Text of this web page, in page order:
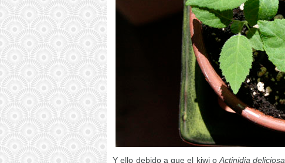
Y ello debido a que el kiwi oActinidia deliciosa